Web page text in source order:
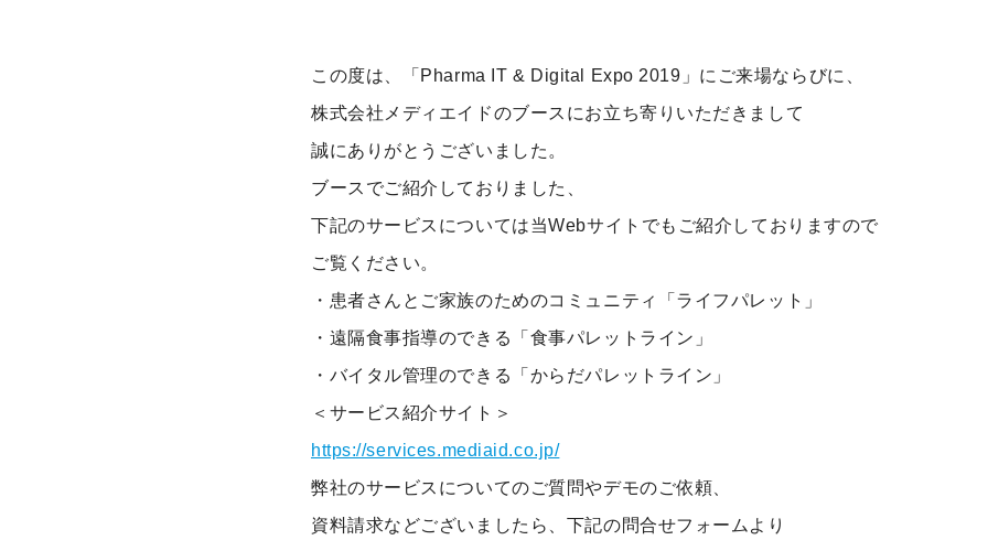
この度は、「Pharma IT & Digital Expo 2019」にご来場ならびに、
株式会社メディエイドのブースにお立ち寄りいただきまして
誠にありがとうございました。
ブースでご紹介しておりました、
下記のサービスについては当Webサイトでもご紹介しておりますので
ご覧ください。
・患者さんとご家族のためのコミュニティ「ライフパレット」
・遠隔食事指導のできる「食事パレットライン」
・バイタル管理のできる「からだパレットライン」
＜サービス紹介サイト＞
https://services.mediaid.co.jp/
弊社のサービスについてのご質問やデモのご依頼、
資料請求などございましたら、下記の問合せフォームより